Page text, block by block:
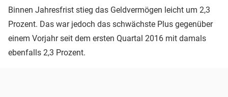
Binnen Jahresfrist stieg das Geldvermögen leicht um 2,3
Prozent. Das war jedoch das schwächste Plus gegenüber
einem Vorjahr seit dem ersten Quartal 2016 mit damals
ebenfalls 2,3 Prozent.